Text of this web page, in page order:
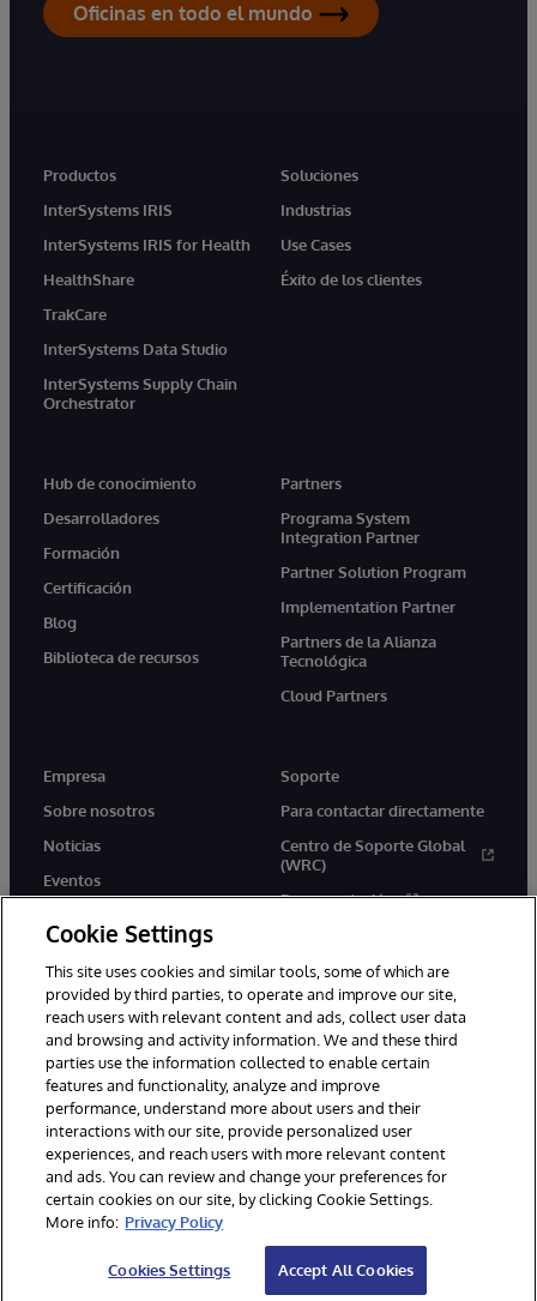
Oficinas en todo el mundo
Productos
InterSystems IRIS
InterSystems IRIS for Health
HealthShare
TrakCare
InterSystems Data Studio
InterSystems Supply Chain
Orchestrator
Soluciones
Industrias
Use Cases
Éxito de los clientes
Hub de conocimiento
Desarrolladores
Formación
Certificación
Blog
Biblioteca de recursos
Partners
Programa System
Integration Partner
Partner Solution Program
Implementation Partner
Partners de la Alianza
Tecnológica
Cloud Partners
Empresa
Sobre nosotros
Noticias
Eventos
Soporte
Para contactar directamente
Centro de Soporte Global
(WRC)
Documentación
1996-2026 InterSystems Corporation, Boston, MA. Todos los
derechos reservados.
Avisos/Términos y condiciones
Declaración de privacidad
Garantía de devolución
Accesibilidad
Cookie Settings
This site uses cookies and similar tools, some of which are
provided by third parties, to operate and improve our site,
reach users with relevant content and ads, collect user data
and browsing and activity information. We and these third
parties use the information collected to enable certain
features and functionality, analyze and improve
performance, understand more about users and their
interactions with our site, provide personalized user
experiences, and reach users with more relevant content
and ads. You can review and change your preferences for
certain cookies on our site, by clicking Cookie Settings.
More info: Privacy Policy
Cookies Settings Accept All Cookies